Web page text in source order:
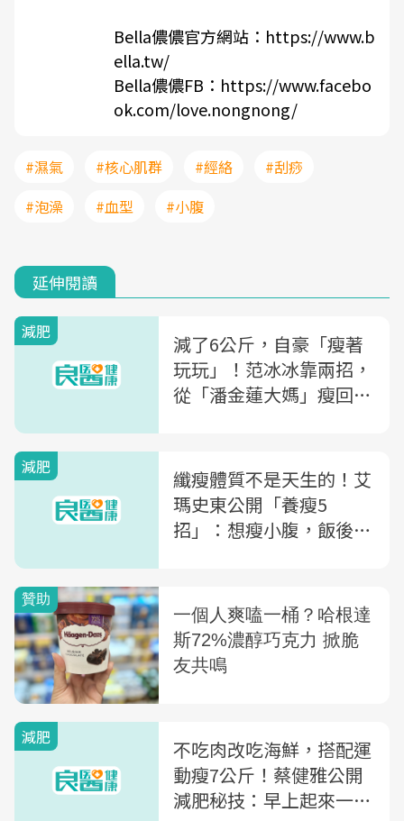
Bella儂儂官方網站： https://www.b
ella.tw/
Bella儂儂FB： https://www.facebo
ok.com/love.nongnong/
#濕氣 #核心肌群 #經絡
#刮痧
#泡澡
#血型 #小腹
延伸閱讀
減肥
減了6公斤，自豪「瘦著
玩玩」！范冰冰靠兩招，
從「潘金蓮大媽」瘦回女
減肥
纖瘦體質不是天生的！艾
瑪史東公開「養瘦5
招」：想瘦小腹，飯後可
減肥
不吃肉改吃海鮮，搭配運
動瘦7公斤！蔡健雅公開
減肥秘技：早上起來一定